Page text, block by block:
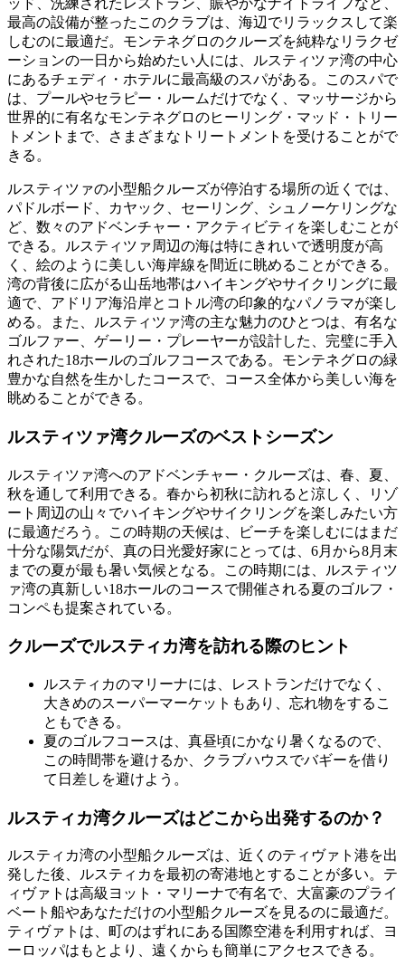
ッド、洗練されたレストラン、賑やかなナイトライフなど、
最高の設備が整ったこのクラブは、海辺でリラックスして楽
しむのに最適だ。モンテネグロのクルーズを純粋なリラクゼ
ーションの一日から始めたい人には、ルスティツァ湾の中心
にあるチェディ・ホテルに最高級のスパがある。このスパで
は、プールやセラピー・ルームだけでなく、マッサージから
世界的に有名なモンテネグロのヒーリング・マッド・トリー
トメントまで、さまざまなトリートメントを受けることがで
きる。
ルスティツァの小型船クルーズが停泊する場所の近くでは、
パドルボード、カヤック、セーリング、シュノーケリングな
ど、数々のアドベンチャー・アクティビティを楽しむことが
できる。ルスティツァ周辺の海は特にきれいで透明度が高
く、絵のように美しい海岸線を間近に眺めることができる。
湾の背後に広がる山岳地帯はハイキングやサイクリングに最
適で、アドリア海沿岸とコトル湾の印象的なパノラマが楽し
める。また、ルスティツァ湾の主な魅力のひとつは、有名な
ゴルファー、ゲーリー・プレーヤーが設計した、完璧に手入
れされた18ホールのゴルフコースである。モンテネグロの緑
豊かな自然を生かしたコースで、コース全体から美しい海を
眺めることができる。
ルスティツァ湾クルーズのベストシーズン
ルスティツァ湾へのアドベンチャー・クルーズは、春、夏、
秋を通して利用できる。春から初秋に訪れると涼しく、リゾ
ート周辺の山々でハイキングやサイクリングを楽しみたい方
に最適だろう。この時期の天候は、ビーチを楽しむにはまだ
十分な陽気だが、真の日光愛好家にとっては、6月から8月末
までの夏が最も暑い気候となる。この時期には、ルスティツ
ァ湾の真新しい18ホールのコースで開催される夏のゴルフ・
コンペも提案されている。
クルーズでルスティカ湾を訪れる際のヒント
ルスティカのマリーナには、レストランだけでなく、
大きめのスーパーマーケットもあり、忘れ物をするこ
ともできる。
夏のゴルフコースは、真昼頃にかなり暑くなるので、
この時間帯を避けるか、クラブハウスでバギーを借り
て日差しを避けよう。
ルスティカ湾クルーズはどこから出発するのか？
ルスティカ湾の小型船クルーズは、近くのティヴァト港を出
発した後、ルスティカを最初の寄港地とすることが多い。テ
ィヴァトは高級ヨット・マリーナで有名で、大富豪のプライ
ベート船やあなただけの小型船クルーズを見るのに最適だ。
ティヴァトは、町のはずれにある国際空港を利用すれば、ヨ
ーロッパはもとより、遠くからも簡単にアクセスできる。